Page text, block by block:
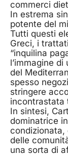
commerci
In estrema
potente del
Tutti questi
Greci, i
“inquilina
l’immagine
del
spesso
stringere
incontrastata
In sintesi,
dominatrice
delle
una sorta di